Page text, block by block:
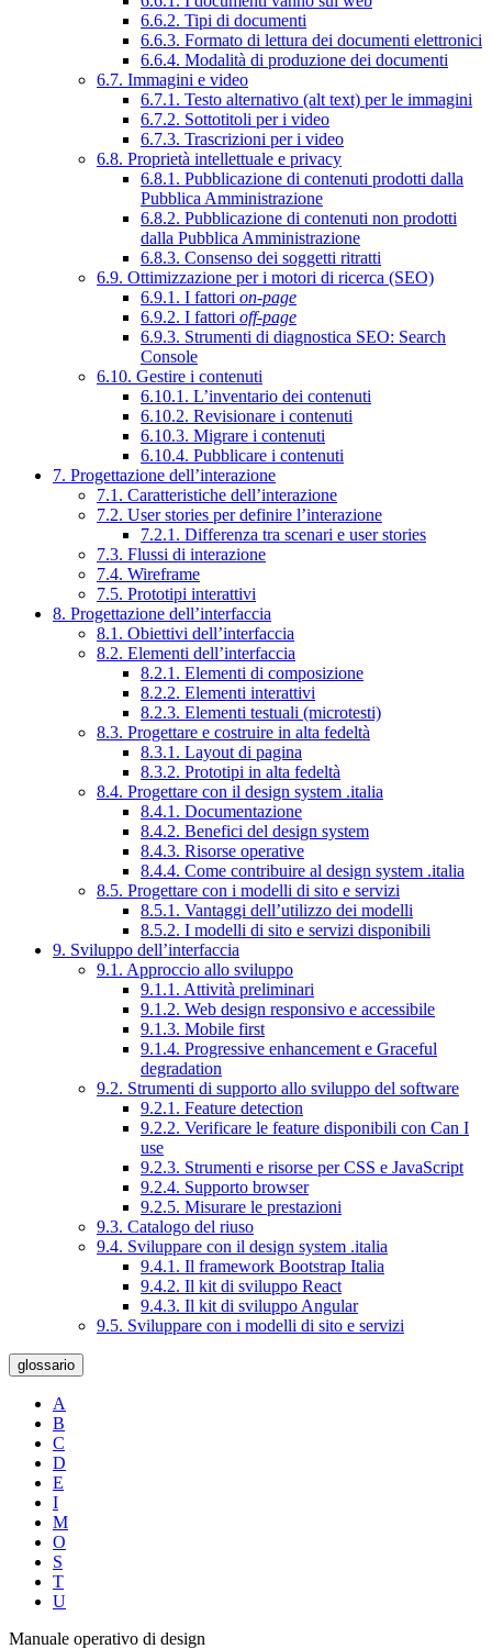
6.6.2. Tipi di documenti
6.6.3. Formato di lettura dei documenti elettronici
6.6.4. Modalità di produzione dei documenti
6.7. Immagini e video
6.7.1. Testo alternativo (alt text) per le immagini
6.7.2. Sottotitoli per i video
6.7.3. Trascrizioni per i video
6.8. Proprietà intellettuale e privacy
6.8.1. Pubblicazione di contenuti prodotti dalla
Pubblica Amministrazione
6.8.2. Pubblicazione di contenuti non prodotti
dalla Pubblica Amministrazione
6.8.3. Consenso dei soggetti ritratti
6.9. Ottimizzazione per i motori di ricerca (SEO)
6.9.1. I fattori on-page
6.9.2. I fattori off-page
6.9.3. Strumenti di diagnostica SEO: Search
Console
6.10. Gestire i contenuti
6.10.1. L’inventario dei contenuti
6.10.2. Revisionare i contenuti
6.10.3. Migrare i contenuti
6.10.4. Pubblicare i contenuti
7. Progettazione dell’interazione
7.1. Caratteristiche dell’interazione
7.2. User stories per definire l’interazione
7.2.1. Differenza tra scenari e user stories
7.3. Flussi di interazione
7.4. Wireframe
7.5. Prototipi interattivi
8. Progettazione dell’interfaccia
8.1. Obiettivi dell’interfaccia
8.2. Elementi dell’interfaccia
8.2.1. Elementi di composizione
8.2.2. Elementi interattivi
8.2.3. Elementi testuali (microtesti)
8.3. Progettare e costruire in alta fedeltà
8.3.1. Layout di pagina
8.3.2. Prototipi in alta fedeltà
8.4. Progettare con il design system .italia
8.4.1. Documentazione
8.4.2. Benefici del design system
8.4.3. Risorse operative
8.4.4. Come contribuire al design system .italia
8.5. Progettare con i modelli di sito e servizi
8.5.1. Vantaggi dell’utilizzo dei modelli
8.5.2. I modelli di sito e servizi disponibili
9. Sviluppo dell’interfaccia
9.1. Approccio allo sviluppo
9.1.1. Attività preliminari
9.1.2. Web design responsivo e accessibile
9.1.3. Mobile first
9.1.4. Progressive enhancement e Graceful
degradation
9.2. Strumenti di supporto allo sviluppo del software
9.2.1. Feature detection
9.2.2. Verificare le feature disponibili con Can I
use
9.2.3. Strumenti e risorse per CSS e JavaScript
9.2.4. Supporto browser
9.2.5. Misurare le prestazioni
9.3. Catalogo del riuso
9.4. Sviluppare con il design system .italia
9.4.1. Il framework Bootstrap Italia
9.4.2. Il kit di sviluppo React
9.4.3. Il kit di sviluppo Angular
9.5. Sviluppare con i modelli di sito e servizi
glossario
A
B
C
D
E
I
M
O
S
T
U
Manuale operativo di design